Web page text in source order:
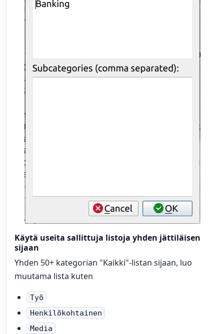
Käytä useita sallittuja listoja yhden jättiläisen
sijaan
Yhden 50+ kategorian "Kaikki"-listan sijaan, luo
muutama lista kuten
Työ
Henkilökohtainen
Media